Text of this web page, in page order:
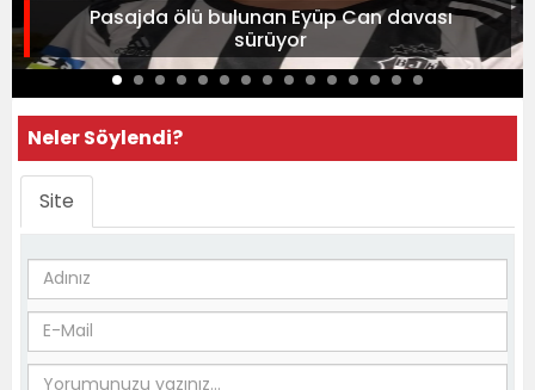
Pasajda ölü bulunan Eyüp Can davası
sürüyor
Neler Söylendi?
Site